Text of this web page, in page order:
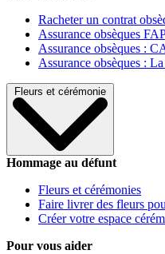
Racheter un contrat
Assurance obsèques
Assurance obsèques :
Assurance obsèques :
Fleurs et cérémonie
Hommage au défunt
Fleurs et cérémonies
Faire livrer des fleurs
Créer votre espace
Pour vous aider